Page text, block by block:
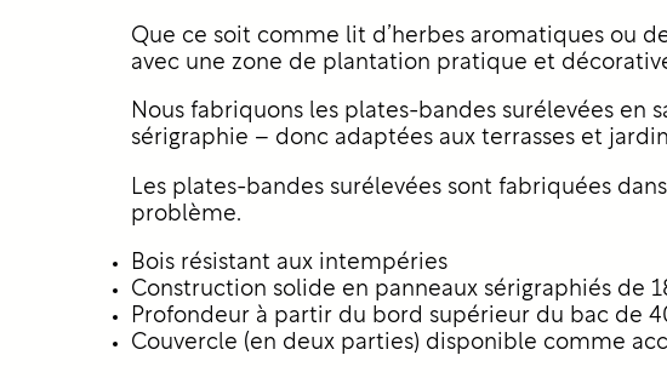
Que ce soit comme lit d’herbes aromatiques ou
avec une zone de plantation pratique et
Nous fabriquons les plates-bandes surélevées en
sérigraphie – donc adaptées aux terrasses et
Les plates-bandes surélevées sont fabriquées
problème.
Bois résistant aux intempéries
Construction solide en panneaux sérigraphiés de
Profondeur à partir du bord supérieur du bac de
Couvercle (en deux parties) disponible comme